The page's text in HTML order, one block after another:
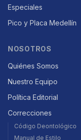
Especiales
Pico y Placa Medellín
NOSOTROS
Quiénes Somos
Nuestro Equipo
Política Editorial
Correcciones
Código Deontológico
Manual de Estilo